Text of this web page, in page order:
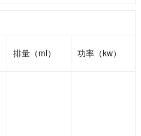
排量（ml） 功率（kw）